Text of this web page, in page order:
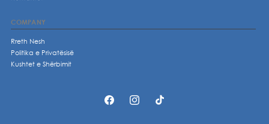
COMPANY
Rreth Nesh
Politika e Privatësisë
Kushtet e Shërbimit
https://www.facebook.com/p/
https://www.instagram.com/
https://www.tiktok.com/